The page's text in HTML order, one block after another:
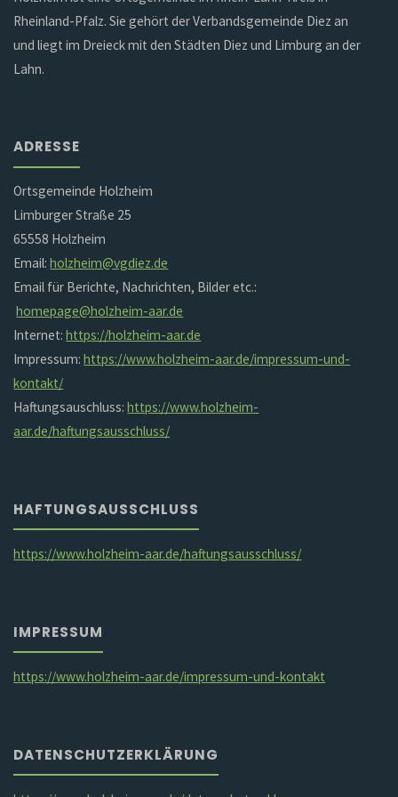
Rheinland-Pfalz. Sie gehört der Verbandsgemeinde Diez an
und liegt im Dreieck mit den Städten Diez und Limburg an der
Lahn.
ADRESSE
Ortsgemeinde Holzheim
Limburger Straße 25
65558 Holzheim
Email:holzheim@vgdiez.de
Email für Berichte, Nachrichten, Bilder etc.:
homepage@holzheim-aar.de
Internet:https://holzheim-aar.de
Impressum:https://www.holzheim-aar.de/impressum-und-
kontakt/
Haftungsauschluss:https://www.holzheim-
aar.de/haftungsausschluss/
HAFTUNGSAUSSCHLUSS
https://www.holzheim-aar.de/haftungsausschluss/
IMPRESSUM
https://www.holzheim-aar.de/impressum-und-kontakt
DATENSCHUTZERKLÄRUNG